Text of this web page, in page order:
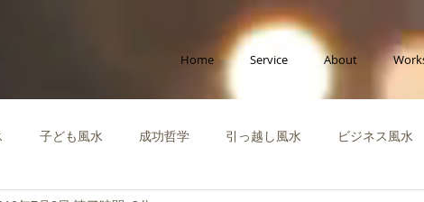
Home Service About
子ども風水 成功哲学 引っ越し風水 ビジネス風水